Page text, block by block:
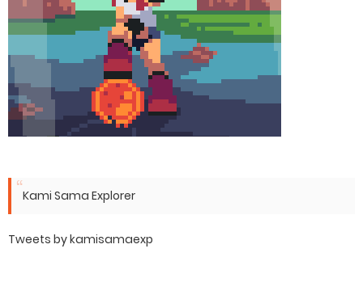
Kami Sama Explorer
Tweets by kamisamaexp